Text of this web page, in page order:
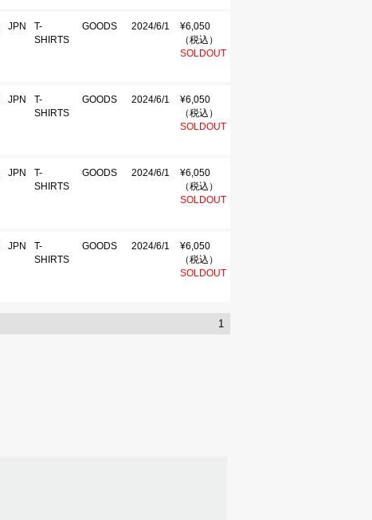
JPN
T-
SHIRTS
GOODS 2024/6/1
¥6,050
（税込）
SOLDOUT
JPN
T-
SHIRTS
GOODS 2024/6/1
¥6,050
（税込）
SOLDOUT
JPN
T-
SHIRTS
GOODS 2024/6/1
¥6,050
（税込）
SOLDOUT
JPN
T-
SHIRTS
GOODS 2024/6/1
¥6,050
（税込）
SOLDOUT
1